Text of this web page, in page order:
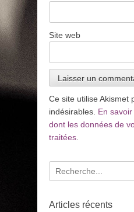
Site web
Ce site utilise Akismet
indésirables. En
dont les données de
traitées
Recherche
pour
Articles récents